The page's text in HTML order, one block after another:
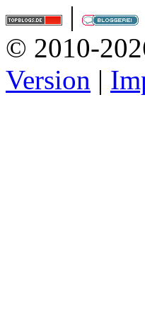
|
© 2010-
Version |